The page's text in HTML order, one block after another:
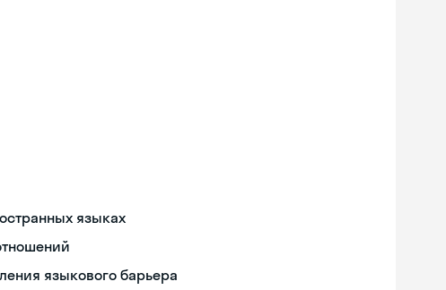
языках
языкового барьера